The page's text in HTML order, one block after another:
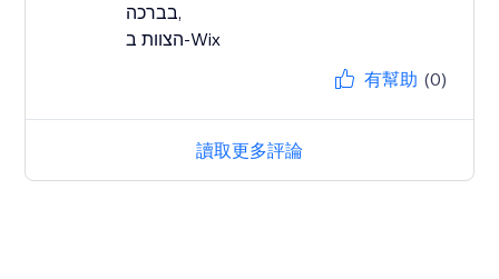
בברכה,
הצוות ב-Wix
有幫助 (0)
讀取更多評論